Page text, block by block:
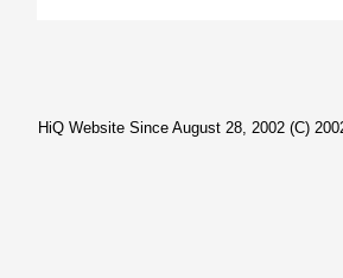
HiQ Website Since August 28, 2002 (C)